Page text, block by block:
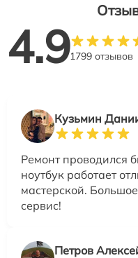
4.91799 отзывов
Кузьмин
Ремонт проводился
ноутбук работает
мастерской.
сервис!
Петров